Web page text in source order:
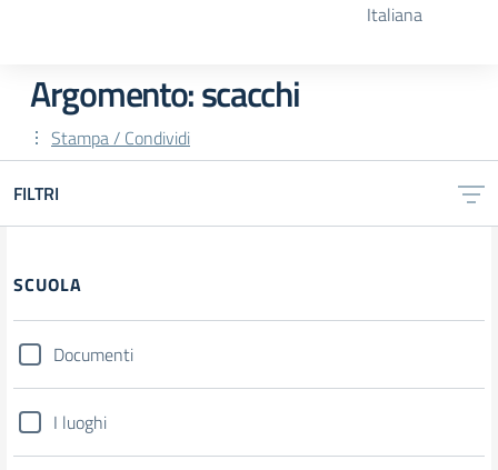
Argomento: scacchi
Stampa / Condividi
FILTRI
SCUOLA
Documenti
I luoghi